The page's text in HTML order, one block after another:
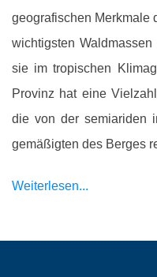
geografischen Merkmale
wichtigsten
sie im tropischen
Provinz hat eine
die von der semiariden
gemäßigten des Berges
Weiterlesen...